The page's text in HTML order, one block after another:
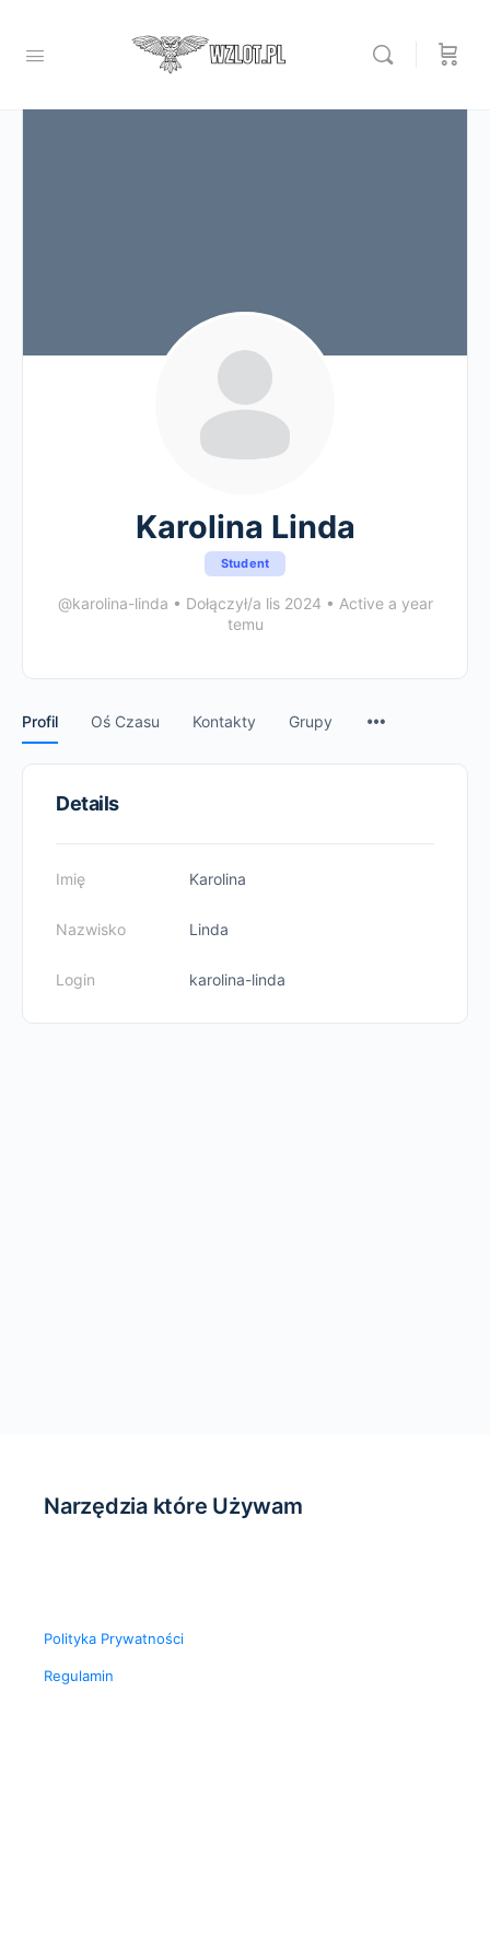
Karolina Linda
Student
@karolina-linda • Dołączył/a lis 2024 • Active a year
temu
Profil Oś Czasu Kontakty Grupy
Details
Imię Karolina
Nazwisko Linda
Login karolina-linda
Narzędzia które Używam
Polityka Prywatności
Regulamin